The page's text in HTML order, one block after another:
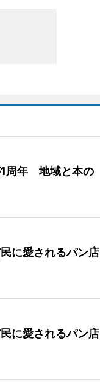
1周年 地域と本の
に愛されるパン店
に愛されるパン店